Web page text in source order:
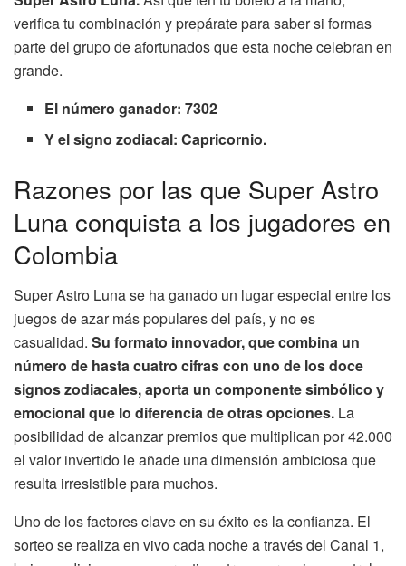
verifica tu combinación y prepárate para saber si formas
parte del grupo de afortunados que esta noche celebran en
grande.
El número ganador: 7302
Y el signo zodiacal: Capricornio.
Razones por las que Super Astro
Luna conquista a los jugadores en
Colombia
Super Astro Luna se ha ganado un lugar especial entre los
juegos de azar más populares del país, y no es
casualidad. Su formato innovador, que combina un
número de hasta cuatro cifras con uno de los doce
signos zodiacales, aporta un componente simbólico y
emocional que lo diferencia de otras opciones. La
posibilidad de alcanzar premios que multiplican por 42.000
el valor invertido le añade una dimensión ambiciosa que
resulta irresistible para muchos.
Uno de los factores clave en su éxito es la confianza. El
sorteo se realiza en vivo cada noche a través del Canal 1,